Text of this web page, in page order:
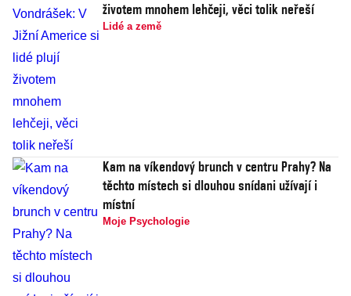
životem mnohem lehčeji, věci tolik neřeší
Lidé a země
Kam na víkendový brunch v centru Prahy? Na
těchto místech si dlouhou snídani užívají i
místní
Moje Psychologie